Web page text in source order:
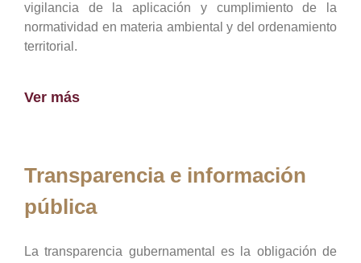
vigilancia de la aplicación y cumplimiento de la
normatividad en materia ambiental y del ordenamiento
territorial.
Ver más
Transparencia e información
pública
La transparencia gubernamental es la obligación de